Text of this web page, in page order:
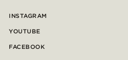
INSTAGRAM
YOUTUBE
FACEBOOK